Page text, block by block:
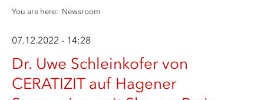
You are here: Newsroom
07.12.2022 - 14:28
Dr. Uwe Schleinkofer von
CERATIZIT auf Hagener